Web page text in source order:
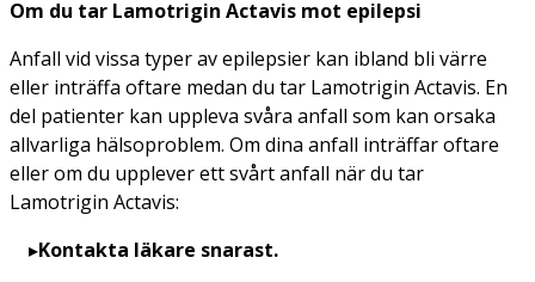
Om du tar Lamotrigin Actavis mot epilepsi
Anfall vid vissa typer av epilepsier kan ibland bli värre
eller inträffa oftare medan du tar Lamotrigin Actavis. En
del patienter kan uppleva svåra anfall som kan orsaka
allvarliga hälsoproblem. Om dina anfall inträffar oftare
eller om du upplever ett svårt anfall när du tar
Lamotrigin Actavis:
Kontakta läkare snarast.